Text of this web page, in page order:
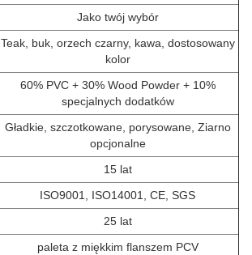
Jako twój wybór
Teak, buk, orzech czarny, kawa, dostosowany
kolor
60% PVC + 30% Wood Powder + 10%
specjalnych dodatków
Gładkie, szczotkowane, porysowane, Ziarno
opcjonalne
15 lat
ISO9001, ISO14001, CE, SGS
25 lat
paleta z miękkim flanszem PCV